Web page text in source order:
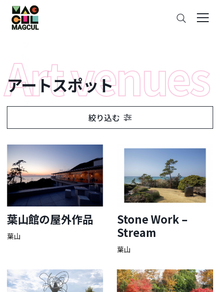
ン
テ
ン
ス
キ
ッ
プ
アートスポット
絞り込む
葉山館の屋外作品
葉山
Stone Work –
Stream
葉山